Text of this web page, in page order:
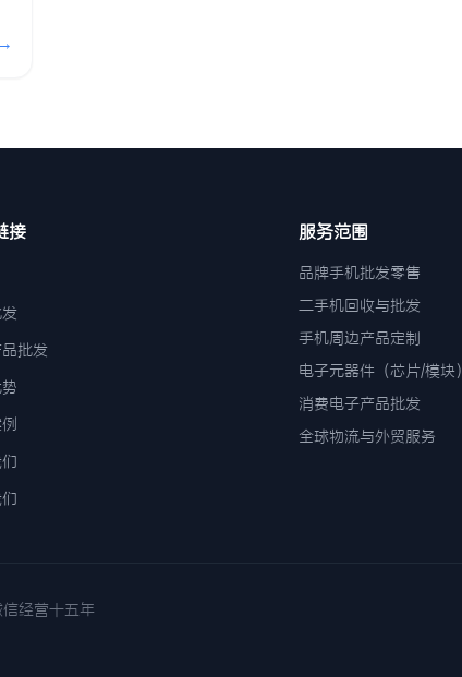
接
批发
服务范围
品牌手机批发零售
二手机回收与批发
手机周边产品定制
电子元器件（芯片/模块）
消费电子产品批发
全球物流与外贸服务
经营十五年